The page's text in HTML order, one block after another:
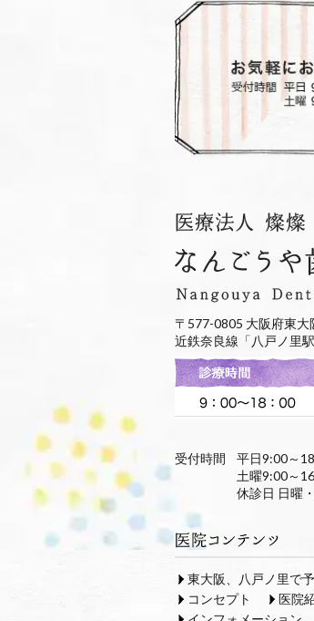
〒577-0805 大阪府東大
近鉄奈良線「八戸ノ里
受付時間
平日9:00～
土曜9:00～
休診日 日曜
東大阪、八戸ノ里で
コンセプト
医院